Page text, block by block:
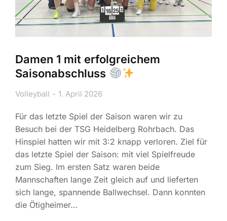
Damen 1 mit erfolgreichem
Saisonabschluss
Volleyball 1. April 2026
Für das letzte Spiel der Saison waren wir zu
Besuch bei der TSG Heidelberg Rohrbach. Das
Hinspiel hatten wir mit 3:2 knapp verloren. Ziel für
das letzte Spiel der Saison: mit viel Spielfreude
zum Sieg. Im ersten Satz waren beide
Mannschaften lange Zeit gleich auf und lieferten
sich lange, spannende Ballwechsel. Dann konnten
die Ötigheimer…